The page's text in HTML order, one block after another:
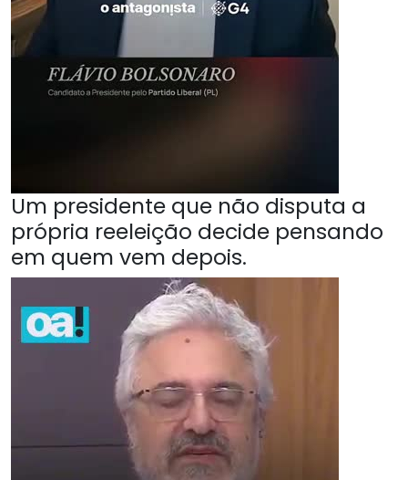
Um presidente que não disputa a
própria reeleição decide pensando
em quem vem depois.